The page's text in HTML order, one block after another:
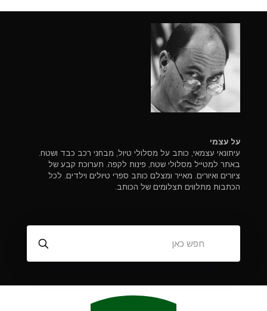
על עצמי
עיתונאי עצמאי, כותב על מסלולי טיול, מבחני רכב כבד ושטח.
באתר למטייל מסלולי שטח, פינות לקפה. תערוכת קבע של
ציורים ואיורים. מאייר ומצלם כותב ספרי טיולים וילדים. לכל
הכתבות מתלווים תצלומים של הכותב.